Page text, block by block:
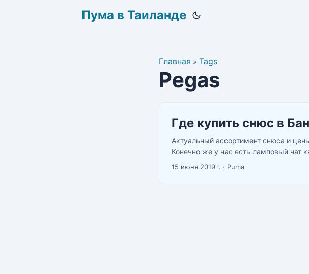
Пума в Таиланде
Главная » Tags
Pegas
Где купить снюс в
Актуальный ассортимент снюса и
Конечно же у нас есть ламповый чат
телеграме https://telegram.me/
15 июня 2019 г. · Puma